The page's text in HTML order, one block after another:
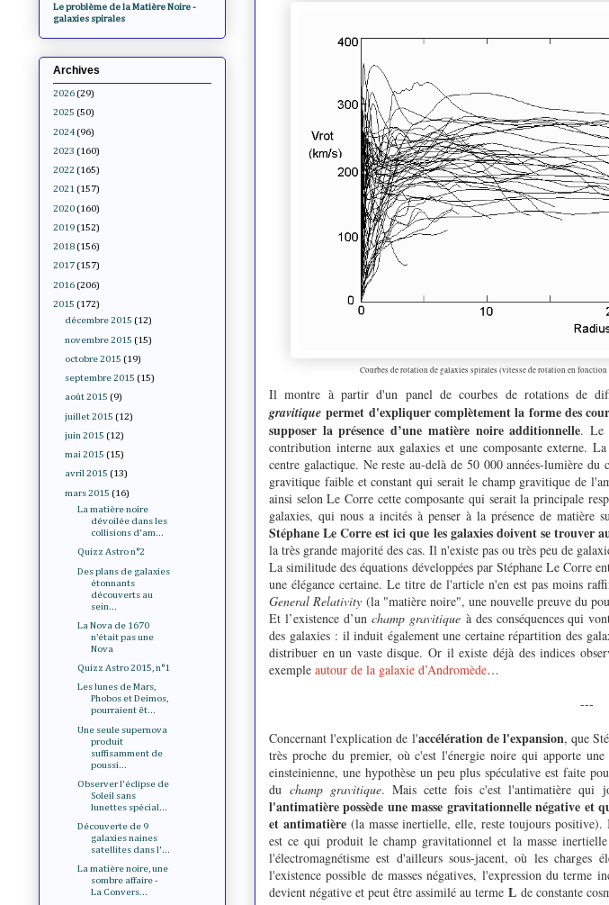
Courbes de rotation de galaxies spirales (vitesse de rotation en
Il montre à partir d'un panel de courbes de rotations de
gravitique permet d'expliquer complètement la forme des
supposer la présence d’une matière noire additionnelle. Le
contribution interne aux galaxies et une composante externe.
centre galactique. Ne reste au-delà de 50 000 années-lumière
gravitique faible et constant qui serait le champ gravitique de
ainsi selon Le Corre cette composante qui serait la principale
galaxies, qui nous a incités à penser à la présence de matière
Stéphane Le Corre est ici que les galaxies doivent se trouver
la très grande majorité des cas. Il n'existe pas ou très peu de
La similitude des équations développées par Stéphane Le Corre
une élégance certaine. Le titre de l'article n'en est pas moins
General Relativity (la "matière noire", une nouvelle preuve du
Et l’existence d’unchamp gravitique à des conséquences qui
des galaxies : il induit également une certaine répartition des
distribuer en un vaste disque. Or il existe déjà des indices
exemple autour de la galaxie d’Andromède…
---
Concernant l'explication de l'accélération de l'expansion, que
très proche du premier, où c'est l'énergie noire qui apporte
einsteinienne, une hypothèse un peu plus spéculative est faite
duchamp gravitique. Mais cette fois c'est l'antimatière qui
l'antimatière possède une masse gravitationnelle négative
et antimatière(la masse inertielle, elle, reste toujours
est ce qui produit le champ gravitationnel et la masse
l'électromagnétisme est d'ailleurs sous-jacent, où les charges
l'existence possible de masses négatives, l'expression du terme
devient négative et peut être assimilé au terme L de constante
Le problème de la Matière Noire -
galaxies spirales
Archives
2026 (29)
2025 (50)
2024 (96)
2023 (160)
2022 (165)
2021 (157)
2020 (160)
2019 (152)
2018 (156)
2017 (157)
2016 (206)
2015 (172)
décembre 2015 (12)
novembre 2015 (15)
octobre 2015 (19)
septembre 2015 (15)
août 2015 (9)
juillet 2015 (12)
juin 2015 (12)
mai 2015 (15)
avril 2015 (13)
mars 2015 (16)
La matière noire
dévoilée dans les
collisions d'am...
Quizz Astro n°2
Des plans de galaxies
étonnants
découverts au
sein...
La Nova de 1670
n’était pas une
Nova
Quizz Astro 2015, n°1
Les lunes de Mars,
Phobos et Deimos,
pourraient êt...
Une seule supernova
produit
suffisamment de
poussi...
Observer l'éclipse de
Soleil sans
lunettes spécial...
Découverte de 9
galaxies naines
satellites dans l'...
La matière noire, une
sombre affaire -
La Convers...